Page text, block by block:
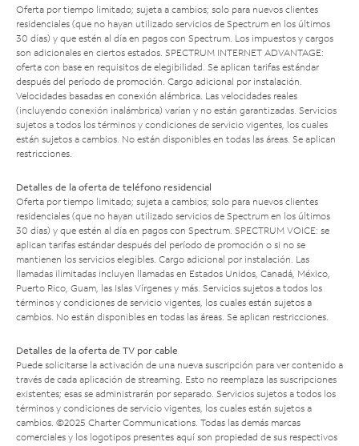
Oferta por tiempo limitado; sujeta a cambios; solo para nuevos clientes
residenciales (que no hayan utilizado servicios de Spectrum en los últimos
30 días) y que estén al día en pagos con Spectrum. Los impuestos y cargos
son adicionales en ciertos estados. SPECTRUM INTERNET ADVANTAGE:
oferta con base en requisitos de elegibilidad. Se aplican tarifas estándar
después del período de promoción. Cargo adicional por instalación.
Velocidades basadas en conexión alámbrica. Las velocidades reales
(incluyendo conexión inalámbrica) varían y no están garantizadas. Servicios
sujetos a todos los términos y condiciones de servicio vigentes, los cuales
están sujetos a cambios. No están disponibles en todas las áreas. Se aplican
restricciones.
Detalles de la oferta de teléfono residencial
Oferta por tiempo limitado; sujeta a cambios; solo para nuevos clientes
residenciales (que no hayan utilizado servicios de Spectrum en los últimos
30 días) y que estén al día en pagos con Spectrum. SPECTRUM VOICE: se
aplican tarifas estándar después del período de promoción o si no se
mantienen los servicios elegibles. Cargo adicional por instalación. Las
llamadas ilimitadas incluyen llamadas en Estados Unidos, Canadá, México,
Puerto Rico, Guam, las Islas Vírgenes y más. Servicios sujetos a todos los
términos y condiciones de servicio vigentes, los cuales están sujetos a
cambios. No están disponibles en todas las áreas. Se aplican restricciones.
Detalles de la oferta de TV por cable
Puede solicitarse la activación de una nueva suscripción para ver contenido a
través de cada aplicación de streaming. Esto no reemplaza las suscripciones
existentes; esas se administrarán por separado. Servicios sujetos a todos los
términos y condiciones de servicio vigentes, los cuales están sujetos a
cambios. ©2025 Charter Communications. Todas las demás marcas
comerciales y los logotipos presentes aquí son propiedad de sus respectivos